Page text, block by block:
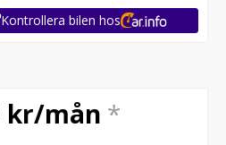
Kontrollera bilen hos
kr/mån *